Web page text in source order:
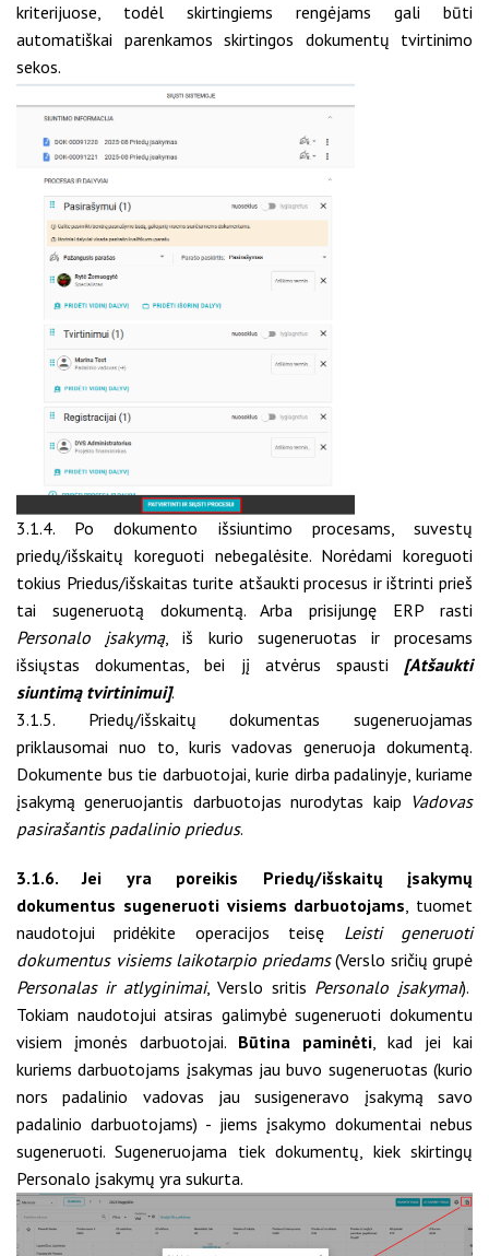
kriterijuose, todėl skirtingiems rengėjams gali būti
automatiškai parenkamos skirtingos dokumentų tvirtinimo
sekos.
3.1.4. Po dokumento išsiuntimo procesams, suvestų
priedų/išskaitų koreguoti nebegalėsite. Norėdami koreguoti
tokius Priedus/išskaitas turite atšaukti procesus ir ištrinti prieš
tai sugeneruotą dokumentą. Arba prisijungę ERP rasti
Personalo įsakymą, iš kurio sugeneruotas ir procesams
išsiųstas dokumentas, bei jį atvėrus spausti [Atšaukti
siuntimą tvirtinimui].
3.1.5. Priedų/išskaitų dokumentas sugeneruojamas
priklausomai nuo to, kuris vadovas generuoja dokumentą.
Dokumente bus tie darbuotojai, kurie dirba padalinyje, kuriame
įsakymą generuojantis darbuotojas nurodytas kaip Vadovas
pasirašantis padalinio priedus.
3.1.6. Jei yra poreikis Priedų/išskaitų įsakymų
dokumentus sugeneruoti visiems darbuotojams, tuomet
naudotojui pridėkite operacijos teisę Leisti generuoti
dokumentus visiems laikotarpio priedams(Verslo sričių grupė
Personalas ir atlyginimai, Verslo sritis Personalo įsakymai).
Tokiam naudotojui atsiras galimybė sugeneruoti dokumentu
visiem įmonės darbuotojai. Būtina paminėti, kad jei kai
kuriems darbuotojams įsakymas jau buvo sugeneruotas (kurio
nors padalinio vadovas jau susigeneravo įsakymą savo
padalinio darbuotojams) - jiems įsakymo dokumentai nebus
sugeneruoti. Sugeneruojama tiek dokumentų, kiek skirtingų
Personalo įsakymų yra sukurta.